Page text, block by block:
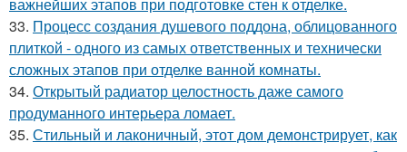
важнейших этапов при подготовке стен к отделке.
33. Процесс создания душевого поддона, облицованного
плиткой - одного из самых ответственных и технически
сложных этапов при отделке ванной комнаты.
34. Открытый радиатор целостность даже самого
продуманного интерьера ломает.
35. Стильный и лаконичный, этот дом демонстрирует, как